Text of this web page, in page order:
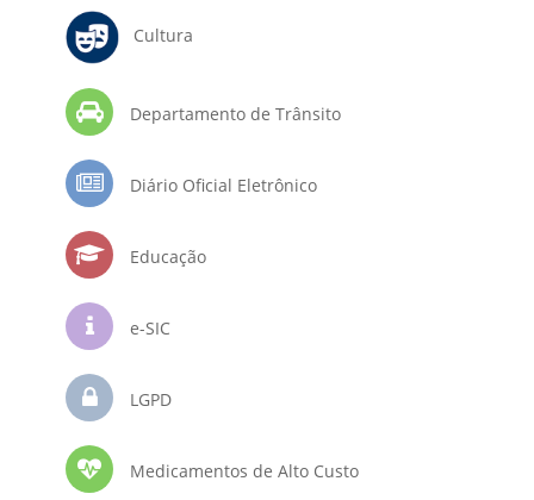
Cultura
Departamento de Trânsito
Diário Oficial Eletrônico
Educação
e-SIC
LGPD
Medicamentos de Alto Custo